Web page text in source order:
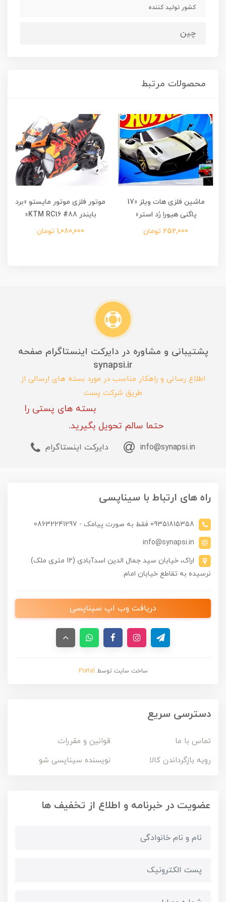
کشور تولید کننده
چین
محصولات مرتبط
ماشین فلزی هات ویلز «17
پاگنی هیورا رُد استر»
252,000 تومان
موتور فلزی موتور مایستو «برد
بایندر KTM RC16 #88»
1,080,000 تومان
پشتیبانی و مشاوره در دایرکت اینستاگرام صفحه
synapsi.ir
اطلاع رسانی و راهکار مناسب در مورد بسته های ارسالی از
طریق شرکت پست
بسته های پستی را
حتما سالم تحویل بگیرید.
info@synapsi.in دایرکت اینستاگرام
راه های ارتباط با سیناپسی
09351815358 فقط به صورت پیامک - 08632241297
info@synapsi.in
اراک، خیابان سید جمال الدین اسدآبادی (12 متری ملک)
نرسیده به تقاطع خیابان امام
دریافت وب اپ سیناپسی
ساخت سایت توسط Portal
دسترسی سریع
تماس با ما
قوانین و مقررات
رویه بازگرداندن کالا
نویسنده سیناپسی شو
عضویت در خبرنامه و اطلاع از تخفیف ها